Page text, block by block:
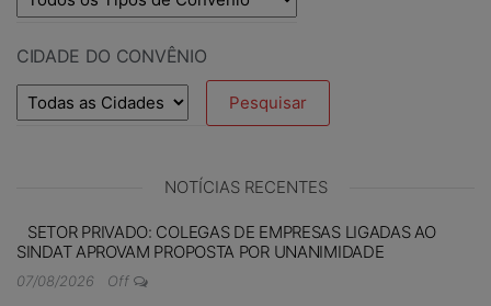
CIDADE DO CONVÊNIO
NOTÍCIAS RECENTES
SETOR PRIVADO: COLEGAS DE EMPRESAS LIGADAS AO
SINDAT APROVAM PROPOSTA POR UNANIMIDADE
07/08/2026
Off